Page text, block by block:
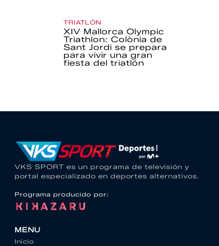
TRIATLÓN
XIV Mallorca Olympic
Triathlon: Colònia de
Sant Jordi se prepara
para vivir una gran
fiesta del triatlón
VKS SPORT es un programa de televisión y
portal especializado en deportes alternativos.
Programa producido por:
MENU
Inicio